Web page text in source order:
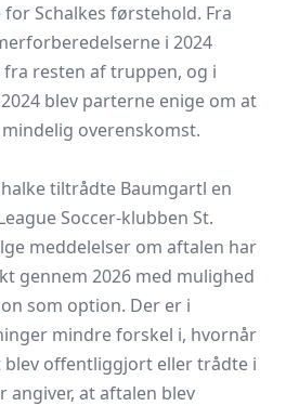
Schalkes førstehold. Fra
i 2024
resten af truppen, og i
blev parterne enige om at
overenskomst.
tiltrådte Baumgartl en
Soccer-klubben St.
meddelelser om aftalen har
gennem 2026 med mulighed
som option. Der er i
mindre forskel i, hvornår
offentliggjort eller trådte i
at aftalen blev